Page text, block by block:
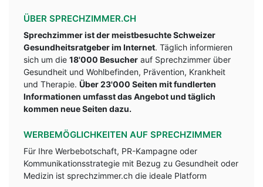
ÜBER SPRECHZIMMER.CH
Sprechzimmer ist der meistbesuchte Schweizer
Gesundheitsratgeber im Internet. Täglich informieren
sich um die 18'000 Besucher auf Sprechzimmer über
Gesundheit und Wohlbefinden, Prävention, Krankheit
und Therapie. Über 23'000 Seiten mit fundlerten
Informationen umfasst das Angebot und täglich
kommen neue Seiten dazu.
WERBEMÖGLICHKEITEN AUF SPRECHZIMMER
Für Ihre Werbebotschaft, PR-Kampagne oder
Kommunikationsstrategie mit Bezug zu Gesundheit oder
Medizin ist sprechzimmer.ch die ideale Platform